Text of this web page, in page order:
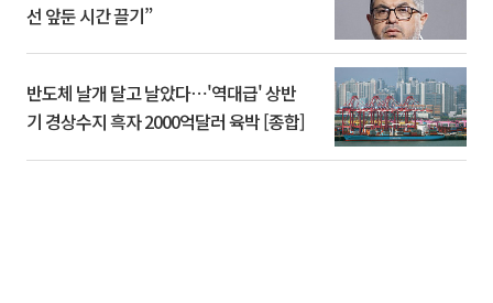
선 앞둔 시간 끌기”
반도체 날개 달고 날았다⋯'역대급' 상반
기 경상수지 흑자 2000억달러 육박 [종합]